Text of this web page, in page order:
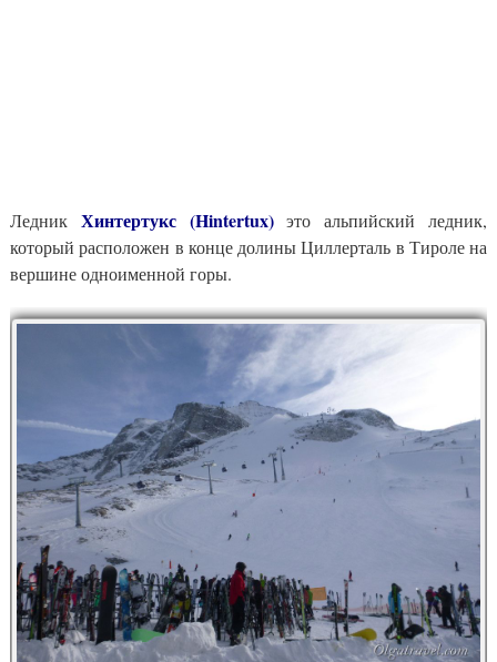
Ледник Хинтертукс (Hintertux)это альпийский ледник,
который расположен в конце долины Циллерталь в Тироле на
вершине одноименной горы.